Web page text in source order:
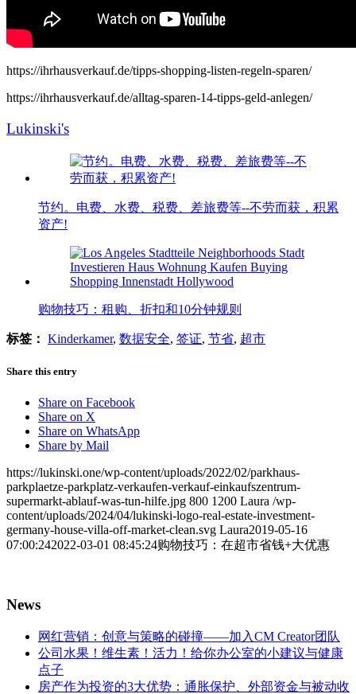
https://ihrhausverkauf.de/tipps-shopping-listen-regeln-sparen/
https://ihrhausverkauf.de/alltag-sparen-14-tipps-geld-anlegen/
Lukinski's
节约。电费、水费、税费、差旅费等--不劳而获，积累
资产!
购物技巧：租购、折扣和10分钟规则
标签： Kinderkamer, 数据安全, 签证, 节省, 超市
Share this entry
Share on Facebook
Share on X
Share on WhatsApp
Share by Mail
https://lukinski.one/wp-content/uploads/2022/02/parkhaus-
parkplaetze-parkplatz-verkaufen-verkauf-einkaufszentrum-
supermarkt-ablauf-was-tun-hilfe.jpg 800 1200 Laura /wp-
content/uploads/2024/04/lukinski-logo-real-estate-investment-
germany-house-villa-off-market-clean.svg Laura2019-05-16
07:00:242022-03-01 08:45:24购物技巧：在超市省钱+大优惠
News
网红营销：创意与策略的碰撞——加入CM Creator团队
公司水果！维生素！活力！给你办公室的小建议与健康
点子
房产作为投资的3大优势：通胀保护、外部资金与被动收